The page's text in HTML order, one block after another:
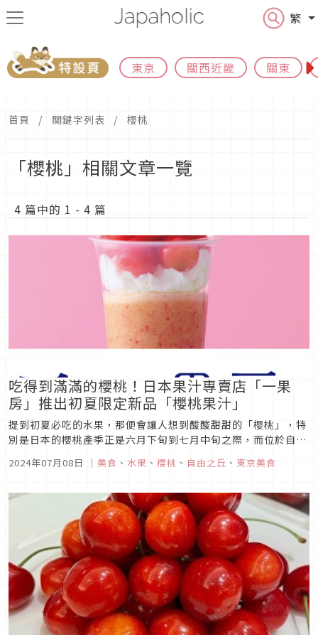
繁
東京 關西近畿 關東
首頁 關鍵字列表 櫻桃
「櫻桃」相關文章一覽
4 篇中的 1 - 4 篇
吃得到滿滿的櫻桃！日本果汁專賣店「一果
房」推出初夏限定新品「櫻桃果汁」
提到初夏必吃的水果，那便會讓人想到酸酸甜甜的「櫻桃」，特
別是日本的櫻桃產季正是六月下旬到七月中旬之際，而位於自由
了以新鮮櫻桃製成的各種限定飲品，讓顧客能夠品嘗到當季櫻桃
2024年07月08日 ｜ 美食 、 水果 、 櫻桃 、 自由之丘 、 東京美食